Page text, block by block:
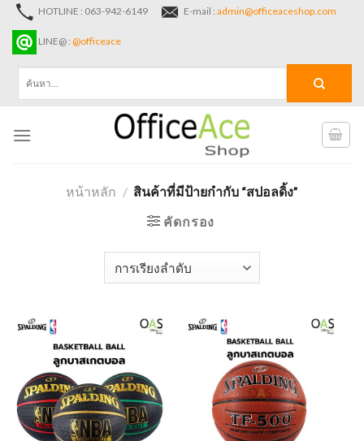
Skip
content
HOTLINE : 063-942-6149 E-mail : admin@officeaceshop.com
LINE@ : @officeace
หน้าหลัก / สินค้าที่มีป้ายกำกับ “สปอลดิ้ง”
คัดกรอง